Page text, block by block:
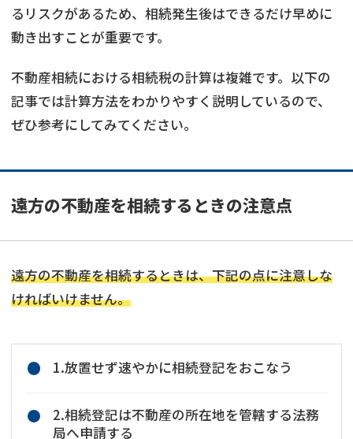
るリスクがあるため、相続発生後はできるだけ早めに
動き出すことが重要です。
不動産相続における相続税の計算は複雑です。以下の
記事では計算方法をわかりやすく説明しているので、
ぜひ参考にしてみてください。
遠方の不動産を相続するときの注意点
遠方の不動産を相続するときは、下記の点に注意しな
ければいけません。
1.放置せず速やかに相続登記をおこなう
2.相続登記は不動産の所在地を管轄する法務
局へ申請する